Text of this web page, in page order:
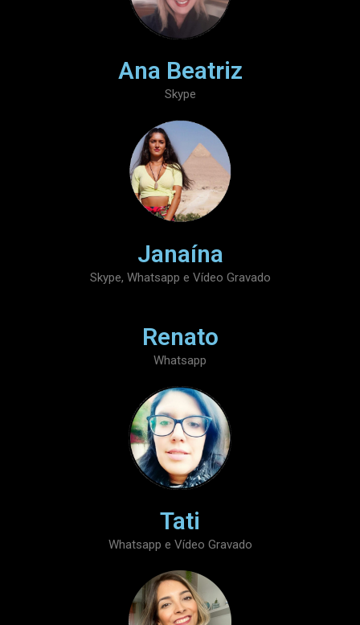
Ana Beatriz
Skype
Janaína
Skype, Whatsapp e Vídeo Gravado
Renato
Whatsapp
Tati
Whatsapp e Vídeo Gravado